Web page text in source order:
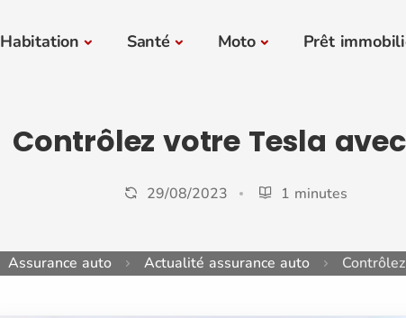
Habitation Santé Moto Prêt
Contrôlez votre Tesla
29/08/2023 1 minutes
Assurance auto Actualité assurance auto